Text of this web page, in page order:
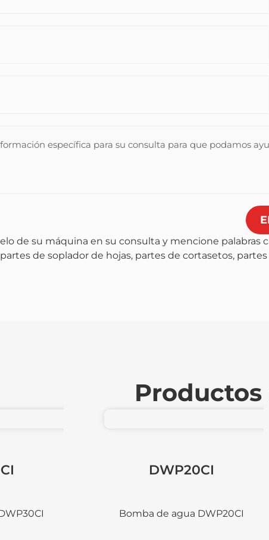
de su máquina en su consulta y mencione palabras
de soplador de hojas, partes de cortasetos,
DWP15CI
Bomba de agua DWP15CI